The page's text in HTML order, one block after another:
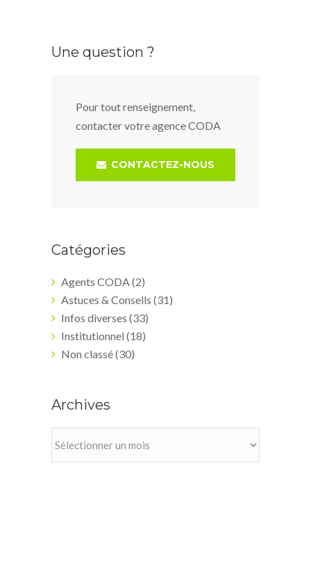
Une question ?
Pour tout renseignement,
contacter votre agence CODA
CONTACTEZ-NOUS
Catégories
Agents CODA (2)
Astuces & Conseils (31)
Infos diverses (33)
Institutionnel (18)
Non classé(30)
Archives